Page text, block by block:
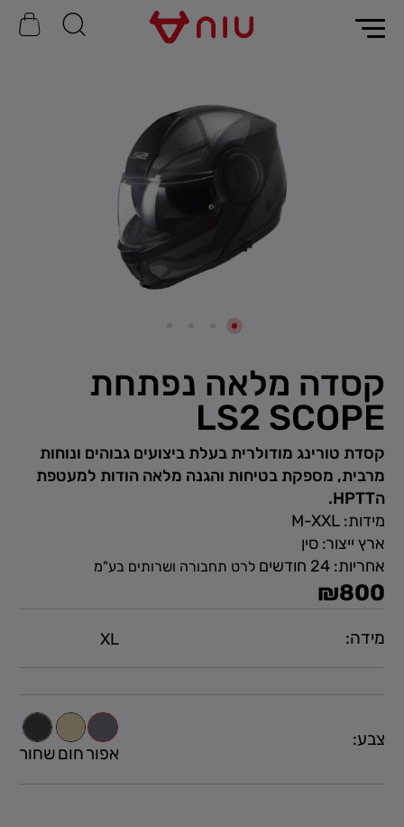
קסדה מלאה נפתחת
LS2 SCOPE
קסדת טורינג מודולרית בעלת ביצועים גבוהים ונוחות
מרבית, מספקת בטיחות והגנה מלאה הודות למעטפת
הHPTT.
מידות: M-XXL
ארץ ייצור: סין
אחריות: 24 חודשים
לרט תחבורה ושרותים בע"מ
₪800
מידה:
צבע:
אפורחוםשחור